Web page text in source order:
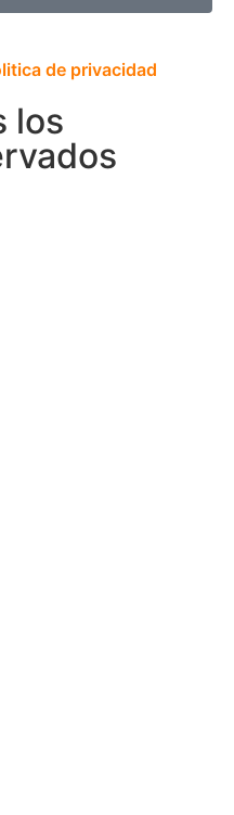
de privacidad
los